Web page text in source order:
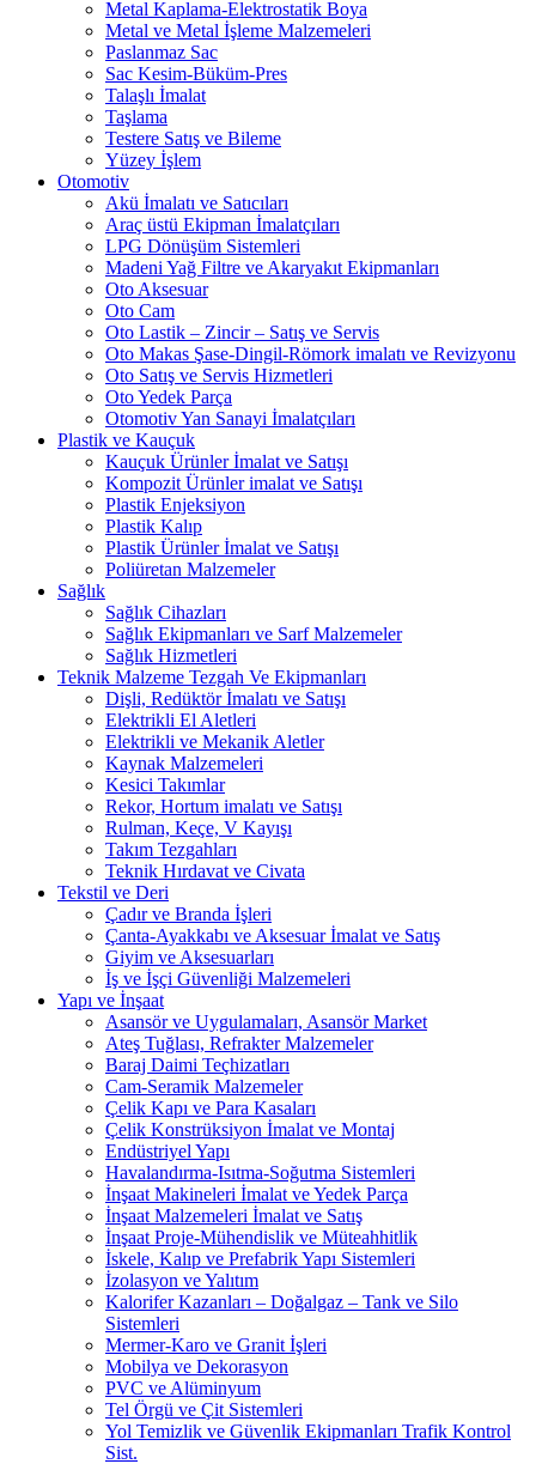
Metal Kaplama-Elektrostatik Boya
Metal ve Metal İşleme Malzemeleri
Paslanmaz Sac
Sac Kesim-Büküm-Pres
Talaşlı İmalat
Taşlama
Testere Satış ve Bileme
Yüzey İşlem
Otomotiv
Akü İmalatı ve Satıcıları
Araç üstü Ekipman İmalatçıları
LPG Dönüşüm Sistemleri
Madeni Yağ Filtre ve Akaryakıt Ekipmanları
Oto Aksesuar
Oto Cam
Oto Lastik – Zincir – Satış ve Servis
Oto Makas Şase-Dingil-Römork imalatı ve Revizyonu
Oto Satış ve Servis Hizmetleri
Oto Yedek Parça
Otomotiv Yan Sanayi İmalatçıları
Plastik ve Kauçuk
Kauçuk Ürünler İmalat ve Satışı
Kompozit Ürünler imalat ve Satışı
Plastik Enjeksiyon
Plastik Kalıp
Plastik Ürünler İmalat ve Satışı
Poliüretan Malzemeler
Sağlık
Sağlık Cihazları
Sağlık Ekipmanları ve Sarf Malzemeler
Sağlık Hizmetleri
Teknik Malzeme Tezgah Ve Ekipmanları
Dişli, Redüktör İmalatı ve Satışı
Elektrikli El Aletleri
Elektrikli ve Mekanik Aletler
Kaynak Malzemeleri
Kesici Takımlar
Rekor, Hortum imalatı ve Satışı
Rulman, Keçe, V Kayışı
Takım Tezgahları
Teknik Hırdavat ve Civata
Tekstil ve Deri
Çadır ve Branda İşleri
Çanta-Ayakkabı ve Aksesuar İmalat ve Satış
Giyim ve Aksesuarları
İş ve İşçi Güvenliği Malzemeleri
Yapı ve İnşaat
Asansör ve Uygulamaları, Asansör Market
Ateş Tuğlası, Refrakter Malzemeler
Baraj Daimi Teçhizatları
Cam-Seramik Malzemeler
Çelik Kapı ve Para Kasaları
Çelik Konstrüksiyon İmalat ve Montaj
Endüstriyel Yapı
Havalandırma-Isıtma-Soğutma Sistemleri
İnşaat Makineleri İmalat ve Yedek Parça
İnşaat Malzemeleri İmalat ve Satış
İnşaat Proje-Mühendislik ve Müteahhitlik
İskele, Kalıp ve Prefabrik Yapı Sistemleri
İzolasyon ve Yalıtım
Kalorifer Kazanları – Doğalgaz – Tank ve Silo
Sistemleri
Mermer-Karo ve Granit İşleri
Mobilya ve Dekorasyon
PVC ve Alüminyum
Tel Örgü ve Çit Sistemleri
Yol Temizlik ve Güvenlik Ekipmanları Trafik Kontrol
Sist.